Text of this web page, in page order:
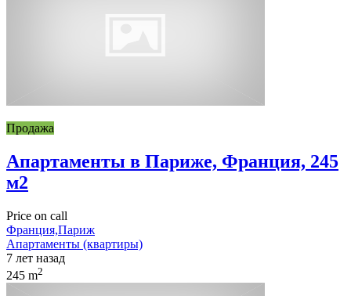
Продажа
Апартаменты в Париже, Франция, 245
м2
Price on call
Франция,Париж
Апартаменты (квартиры)
7 лет назад
245 m2